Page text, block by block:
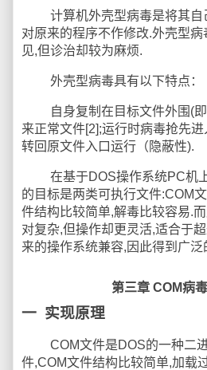
计算机外壳型病毒是将其自
对原来的程序不作修改.外壳型
见,但诊治却较为麻烦.
外壳型病毒具有以下特点：
自身复制在目标文件外围(即
来正常文件[2];运行时病毒抢先进
转回原文件入口运行（隐蔽性).
在基于DOS操作系统PC机上
的目标是两类可执行文件:COM
件结构比较简单,解毒比较容易.
对复杂,但操作却更灵活,适合于
来的操作系统兼容,因此得到广泛
第三章 COM病
一 实现原理
COM文件是DOS的一种二进
件,COM文件结构比较简单,加载